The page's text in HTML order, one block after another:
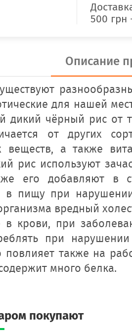
500
Описание
для нашей
дикий чёрный рис от
от других
веществ, а также
рис используют
его добавляют в
в пищу при
вредный
в крови, при
при
повлияет также на
много белка.
покупают